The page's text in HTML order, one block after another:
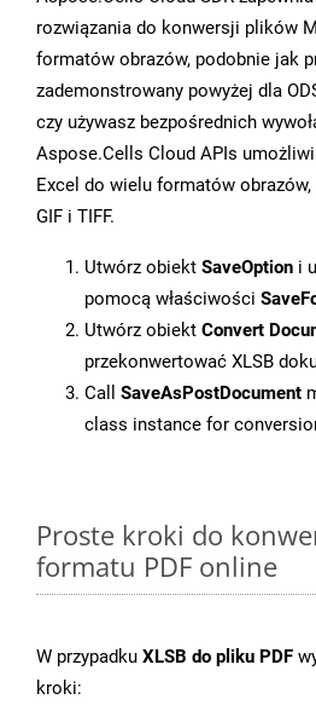
rozwiązania do konwersji plików
formatów obrazów, podobnie jak
zademonstrowany powyżej dla
czy używasz bezpośrednich
Aspose.Cells Cloud APIs
Excel do wielu formatów obrazów,
GIF i TIFF.
Utwórz obiekt SaveOption i
pomocą właściwości
Utwórz obiekt Convert
przekonwertować XLSB
Call SaveAsPostDocument
class instance for
Proste kroki do
formatu PDF online
W przypadku XLSB do pliku PDF
kroki: